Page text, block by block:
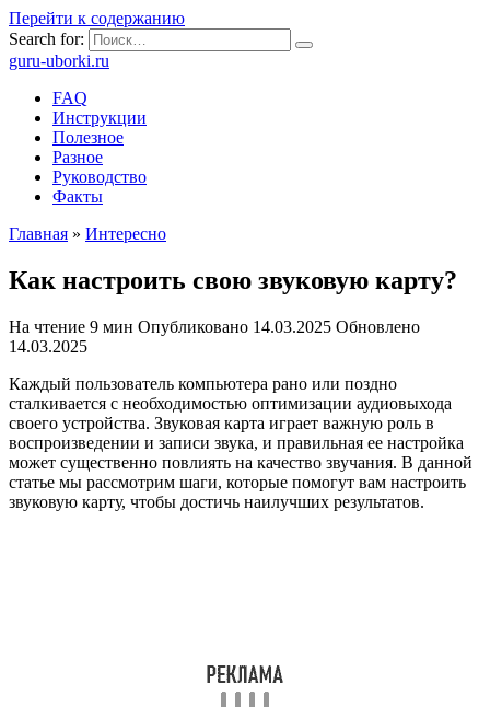
Перейти к содержанию
Search for:
guru-uborki.ru
FAQ
Инструкции
Полезное
Разное
Руководство
Факты
Главная » Интересно
Как настроить свою звуковую карту?
На чтение 9 мин Опубликовано 14.03.2025 Обновлено
14.03.2025
Каждый пользователь компьютера рано или поздно
сталкивается с необходимостью оптимизации аудиовыхода
своего устройства. Звуковая карта играет важную роль в
воспроизведении и записи звука, и правильная ее настройка
может существенно повлиять на качество звучания. В данной
статье мы рассмотрим шаги, которые помогут вам настроить
звуковую карту, чтобы достичь наилучших результатов.